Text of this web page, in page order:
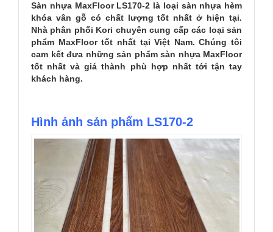
Sàn nhựa MaxFloor LS170-2 là loại sàn nhựa hèm
khóa vân gỗ có chất lượng tốt nhất ở hiện tại.
Nhà phân phối Kori chuyên cung cấp các loại sản
phẩm MaxFloor tốt nhất tại Việt Nam. Chúng tôi
cam kết đưa những sản phẩm sàn nhựa MaxFloor
tốt nhất và giá thành phù hợp nhất tới tận tay
khách hàng.
Hình ảnh sản phẩm LS170-2